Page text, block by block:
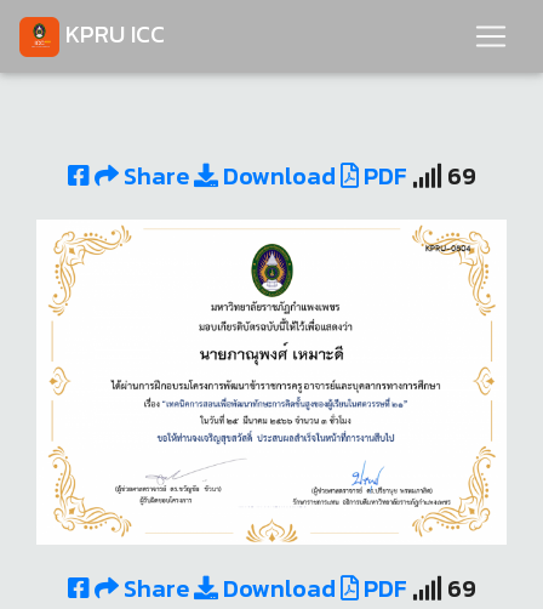
KPRU ICC
Share Download PDF 69
Share Download PDF 69